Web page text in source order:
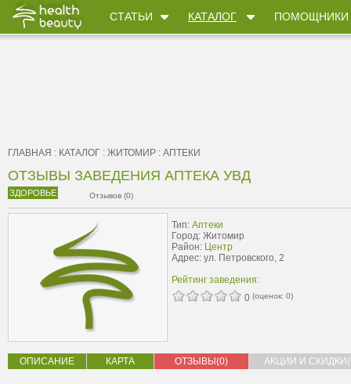
СТАТЬИ КАТАЛОГ ПОМОЩНИКИ
ГЛАВНАЯ : КАТАЛОГ : ЖИТОМИР : АПТЕКИ
ОТЗЫВЫ ЗАВЕДЕНИЯ АПТЕКА УВД
ЗДОРОВЬЕ Отзывов (0)
Тип: Аптеки
Город: Житомир
Район: Центр
Адрес: ул. Петровского, 2
Рейтинг заведения:
0 (оценок: 0)
ОПИСАНИЕ КАРТА ОТЗЫВЫ(0) АКЦИИ И